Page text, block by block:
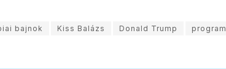
bajnok Kiss Balázs Donald Trump
program